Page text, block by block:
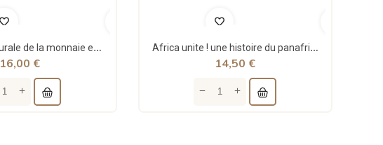
Théorie structurale de la monnaie et applications - Jean Rémy - Sigest
16,00 €
Africa unite ! une histoire du panafricanisme - poche - Amzat Boukari-yabara - La découverte
14,50 €